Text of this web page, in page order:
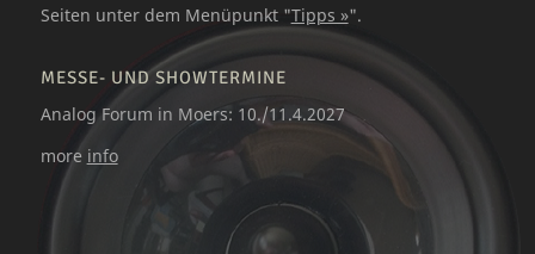
Seiten unter dem Menüpunkt "Tipps »".
MESSE- UND SHOWTERMINE
Analog Forum in Moers: 10./11.4.2027
more info